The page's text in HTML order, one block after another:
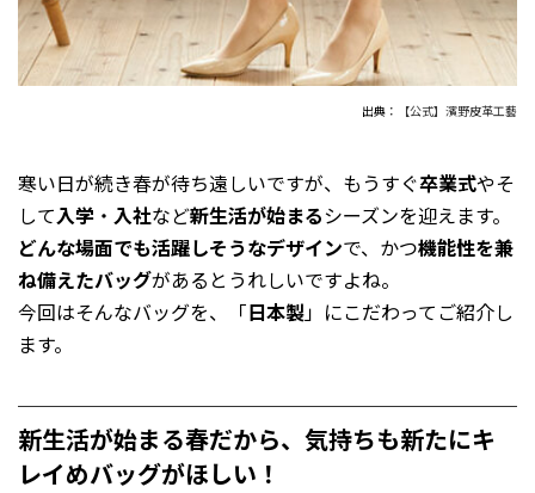
出典： 【公式】濱野皮革工藝
寒い日が続き春が待ち遠しいですが、もうすぐ卒業式やそ
して入学 ・ 入社など新生活が始まるシーズンを迎えます。
どんな場面でも活躍しそうなデザインで、かつ機能性を兼
ね備えたバッグがあるとうれしいですよね。
今回はそんなバッグを、「日本製」にこだわってご紹介し
ます。
新生活が始まる春だから、気持ちも新たにキ
レイめバッグがほしい！